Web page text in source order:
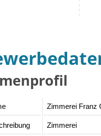
Zimmerei Franz
Zimmerei